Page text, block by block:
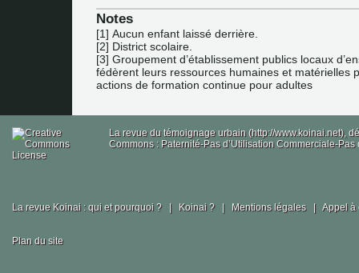
Notes
[1] Aucun enfant laissé derrière.
[2] District scolaire.
[3] Groupement d’établissement publics locaux
fédèrent leurs ressources humaines et matérielles
actions de formation continue pour adultes
La revue du témoignage urbain (http://www.koinai.net),
Commons : Paternité-Pas d’Utilisation Commerciale-
La revue Koinai : qui et pourquoi ? | Koinai ? | Mentions légales | Appel à
Plan du site